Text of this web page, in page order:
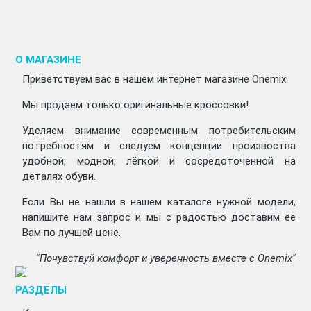
О МАГАЗИНЕ
Приветствуем вас в нашем интернет магазине Onemix.
Мы продаём только оригинальные кроссовки!
Уделяем внимание современным потребительским
потребностям и следуем концепции произвоства
удобной, модной, лёгкой и сосредоточенной на
деталях обуви.
Если Вы не нашли в нашем каталоге нужной модели,
напишите нам запрос и мы с радостью доставим ее
Вам по лучшей цене.
"Почувствуй комфорт и уверенность вместе с Onemix"
РАЗДЕЛЫ